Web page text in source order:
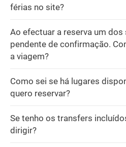
férias no site?
Ao efectuar a reserva um
pendente de confirmação.
a viagem?
Como sei se há lugares
quero reservar?
Se tenho os transfers
dirigir?